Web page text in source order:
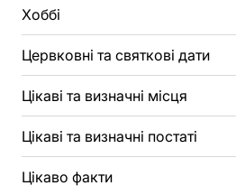
Хоббі
Цервковні та святкові дати
Цікаві та визначні місця
Цікаві та визначні постаті
Цікаво факти